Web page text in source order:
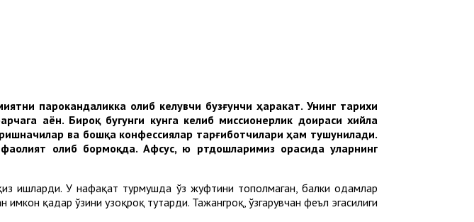
парокандаликка олиб келувчи бузғунчи ҳаракат. Унинг тарихи
аён. Бироқ бугунги кунга келиб миссионерлик доираси хийла
ва бошқа конфессиялар тарғиботчилари ҳам тушунилади.
олиб бормоқда. Афсус, ю ртдошларимиз орасида уларнинг
ишларди. У нафақат турмушда ўз жуфтини тополмаган, балки одамлар
қадар ўзини узоқроқ тутарди. Тажангроқ, ўзгарувчан феъл эгасилиги